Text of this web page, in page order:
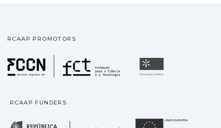
RCAAP PROMOTORS
Fundação para a
RCAAP FUNDERS
República Portuguesa